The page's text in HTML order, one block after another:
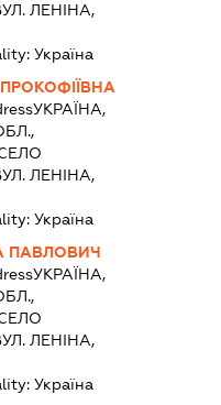
ЛЕНІНА,
Україна
УКРАЇНА,
ЛЕНІНА,
Україна
ПАВЛОВИЧ
УКРАЇНА,
ЛЕНІНА,
Україна